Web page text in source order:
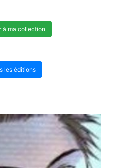
à ma collection
les éditions